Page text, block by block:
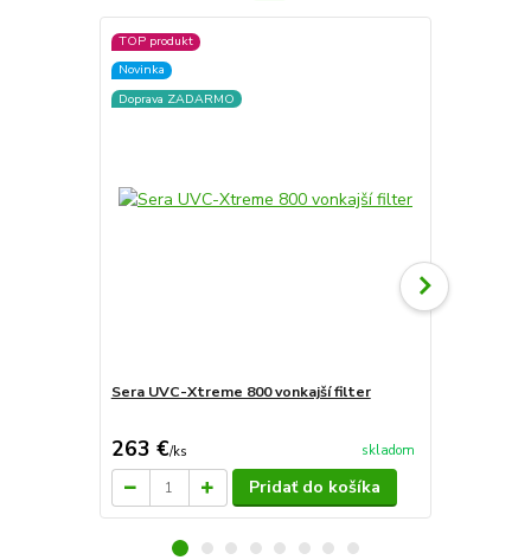
TOP produkt
Novinka
Doprava ZADARMO
Sera UVC-Xtreme 800 vonkajší filter
263 €/ks skladom
Pridať do košíka